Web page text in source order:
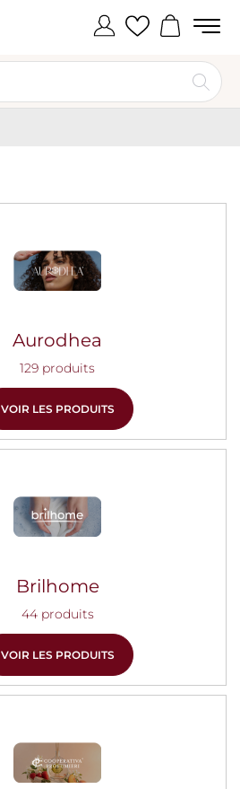
Aurodhea
129 produits
VOIR LES PRODUITS
Brilhome
44 produits
VOIR LES PRODUITS